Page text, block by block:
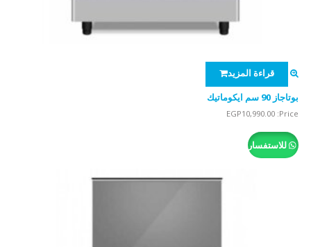
قراءة المزيد
بوتاجاز 90 سم ايكوماتيك
Price:
EGP10,990.00
للاستفسار